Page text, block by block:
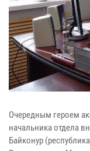
Очередным героем
начальника отдела
Байконур